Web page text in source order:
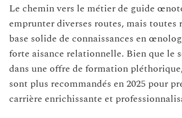
Le chemin vers le métier de guide
emprunter diverses routes, mais toutes
base solide de connaissances en
forte aisance relationnelle. Bien que le
dans une offre de formation
sont plus recommandés en 2025 pour
carrière enrichissante et